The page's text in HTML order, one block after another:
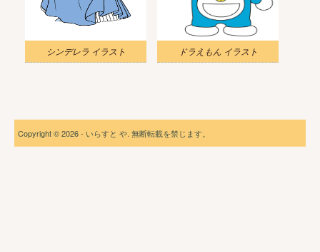
シンデレラ イラスト ドラえもん イラスト
Copyright © 2026 - いらすと や. 無断転載を禁じます。